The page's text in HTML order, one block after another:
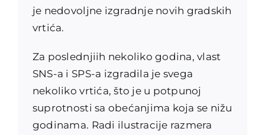
je nedovoljne izgradnje novih gradskih
vrtića.
Za poslednjiih nekoliko godina, vlast
SNS-a i SPS-a izgradila je svega
nekoliko vrtića, što je u potpunoj
suprotnosti sa obećanjima koja se nižu
godinama. Radi ilustracije razmera